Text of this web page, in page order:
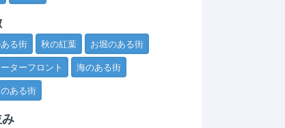
る街 秋の紅葉
お堀のある街
ターフロント
海のある街
ある街